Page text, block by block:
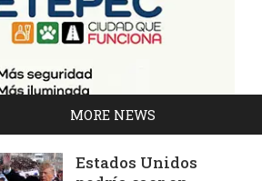
MORE NEWS
Estados Unidos